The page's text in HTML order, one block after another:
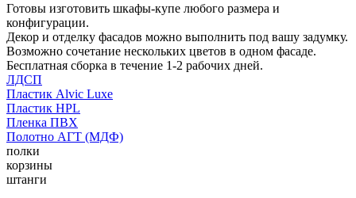
Готовы изготовить шкафы-купе любого размера и
конфигурации.
Декор и отделку фасадов можно выполнить под вашу задумку.
Возможно сочетание нескольких цветов в одном фасаде.
Бесплатная сборка в течение 1-2 рабочих дней.
ЛДСП
Пластик Alvic Luxe
Пластик HPL
Пленка ПВХ
Полотно АГТ (МДФ)
полки
корзины
штанги